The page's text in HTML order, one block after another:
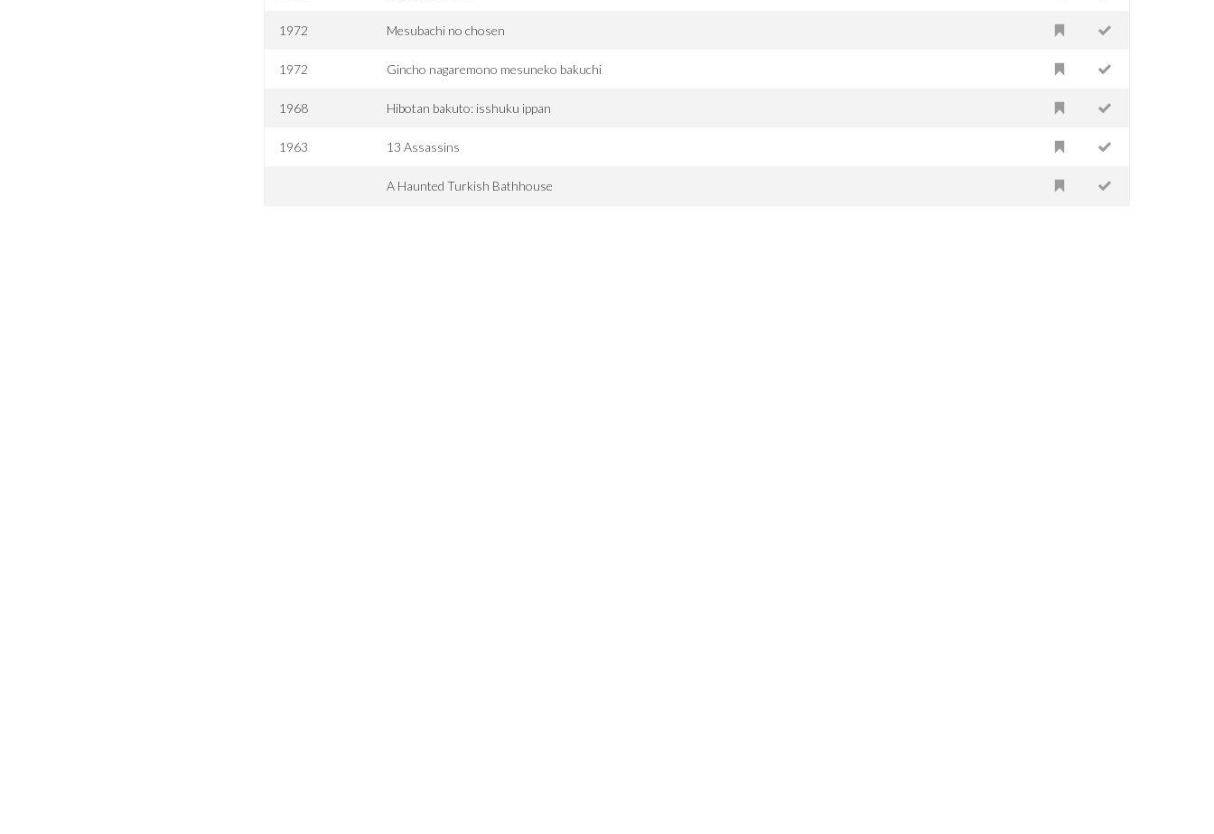
1972 Mesubachi no chosen
1972 Gincho nagaremono mesuneko bakuchi
1968 Hibotan bakuto: isshuku ippan
1963 13 Assassins
A Haunted Turkish Bathhouse